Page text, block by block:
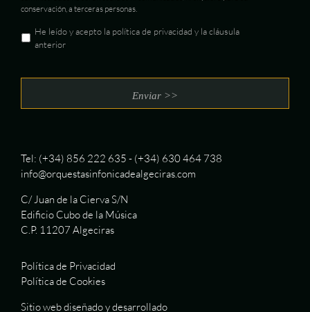
conservación, a terceras personas.
He leído y acepto la política de privacidad y la cláusula
anterior
Tel: (+34) 856 222 635 - (+34) 630 464 738
info@orquestasinfonicadealgeciras.com
C/ Juan de la Cierva S/N
Edificio Cubo de la Música
C.P. 11207 Algeciras
Política de Privacidad
Política de Cookies
Sitio web diseñado y desarrollado